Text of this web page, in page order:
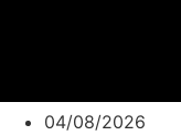
04/08/2026